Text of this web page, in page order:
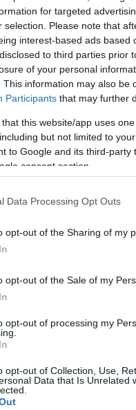
for targeted
selection. Please note that
interest-based ads
to third parties prior
of your personal
This information may also be
Participants that may further
that this website/app uses
but not limited to
to Google and its third-
consent section.
Data Processing Opt Outs
opt-out of the Sharing of my
opt-out of the Sale of my
opt-out of processing my
opt-out of Collection, Use,
Data that Is Unrelated
TL!FE!"